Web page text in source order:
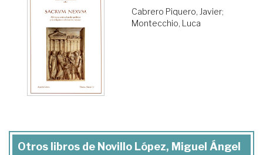
Cabrero Piquero, Javier;
Montecchio, Luca
Otros libros de Novillo López, Miguel Ángel